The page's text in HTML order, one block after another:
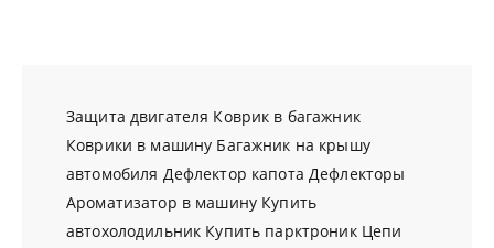
Защита двигателя Коврик в багажник
Коврики в машину Багажник на крышу
автомобиля Дефлектор капота Дефлекторы
Ароматизатор в машину Купить
автохолодильник Купить парктроник Цепи